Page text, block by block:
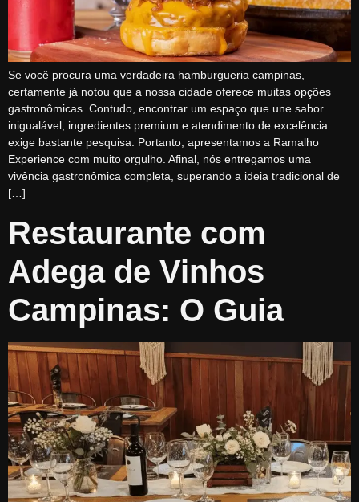
Se você procura uma verdadeira hamburgueria campinas,
certamente já notou que a nossa cidade oferece muitas opções
gastronômicas. Contudo, encontrar um espaço que une sabor
inigualável, ingredientes premium e atendimento de excelência
exige bastante pesquisa. Portanto, apresentamos a Ramalho
Experience com muito orgulho. Afinal, nós entregamos uma
vivência gastronômica completa, superando a ideia tradicional de
[…]
Restaurante com
Adega de Vinhos
Campinas: O Guia